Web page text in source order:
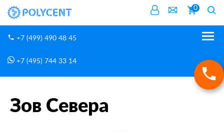
0
+7 (499) 490 48 45
+7 (495) 744 33 14
Зов Севера